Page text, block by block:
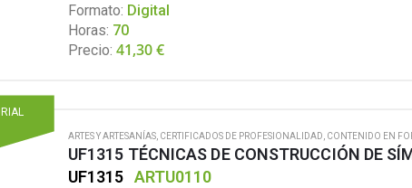
Formato: Digital
Horas: 70
Precio: 41,30€
ARTES Y ARTESANÍAS CERTIFICADOS DE PROFESIONALIDAD CONTENIDO EN
UF1315 TÉCNICAS DE CONSTRUCCIÓN DE
UF1315 ARTU0110